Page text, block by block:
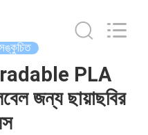
PLA
জন্য ছায়াছবির